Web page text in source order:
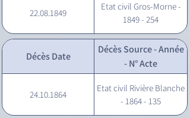
22.08.1849
Etat civil Gros-Morne -
1849 - 254
Décès Date
Décès Source - Année
- N° Acte
24.10.1864
Etat civil Rivière Blanche
- 1864 - 135